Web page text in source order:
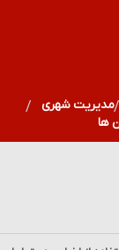
مدیریت شهری
ها